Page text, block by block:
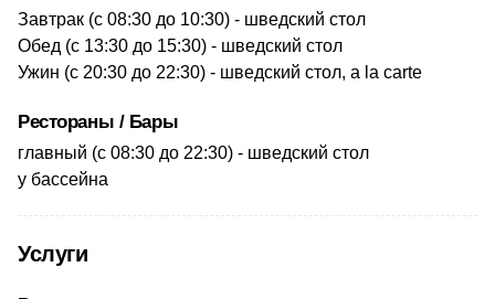
​Завтрак (с 08:30 до 10:30) - шведский стол
Обед (с 13:30 до 15:30) - шведский стол
Ужин (с 20:30 до 22:30) - шведский стол, a la carte
Рестораны / Бары
​главный (с 08:30 до 22:30) - шведский стол
​у бассейна
Услуги